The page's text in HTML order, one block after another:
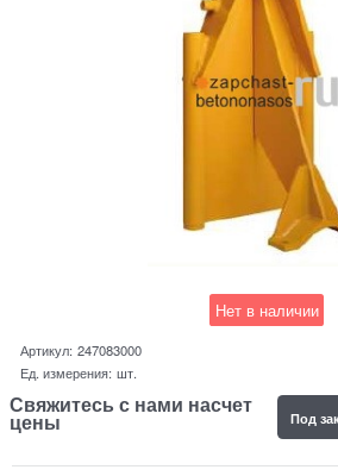
Нет в наличии
Артикул: 247083000
Ед. измерения: шт.
Свяжитесь с нами насчет
цены Под